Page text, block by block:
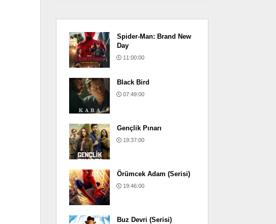
Spider-Man: Brand New
Day
11:00:00
Black Bird
07:49:00
Gençlik Pınarı
19:37:00
Örümcek Adam (Serisi)
19:46:00
Buz Devri (Serisi)